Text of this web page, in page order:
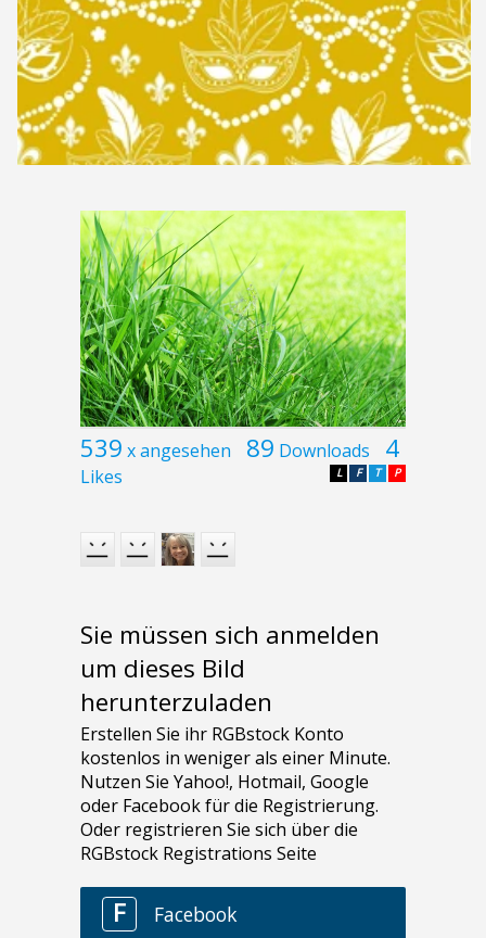
539 x angesehen 89 Downloads 4
Likes P
T
F
L
Sie müssen sich anmelden
um dieses Bild
herunterzuladen